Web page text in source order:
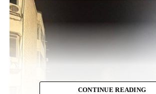
CONTINUE READING